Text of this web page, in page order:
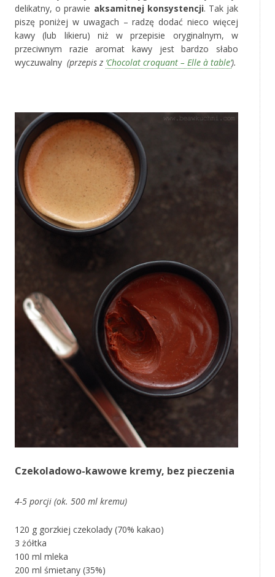
delikatny, o prawie aksamitnej konsystencji. Tak jak
piszę poniżej w uwagach – radzę dodać nieco więcej
kawy (lub likieru) niż w przepisie oryginalnym, w
przeciwnym razie aromat kawy jest bardzo słabo
wyczuwalny (przepis z ‘Chocolat croquant – Elle à table’).
Czekoladowo-kawowe kremy, bez pieczenia
4-5 porcji (ok. 500 ml kremu)
120 g gorzkiej czekolady (70% kakao)
3 żółtka
100 ml mleka
200 ml śmietany (35%)